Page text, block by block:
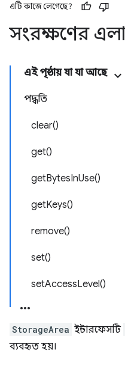
এটি কাজে লেগেছে?
সংরক্ষণের
এই পৃষ্ঠায় যা যা আছে
পদ্ধতি
clear()
get()
getBytesInUse()
getKeys()
remove()
set()
setAccessLevel()
StorageArea ইন্টারফেসটি
ব্যবহৃত হয়।